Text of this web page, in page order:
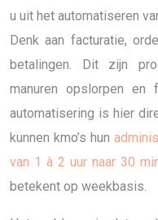
u uit het automatiseren
Denk aan facturatie,
betalingen. Dit zijn
manuren opslorpen en
automatisering is hier
kunnen kmo’s hun
van 1 à 2 uur naar 30
betekent op weekbasis.